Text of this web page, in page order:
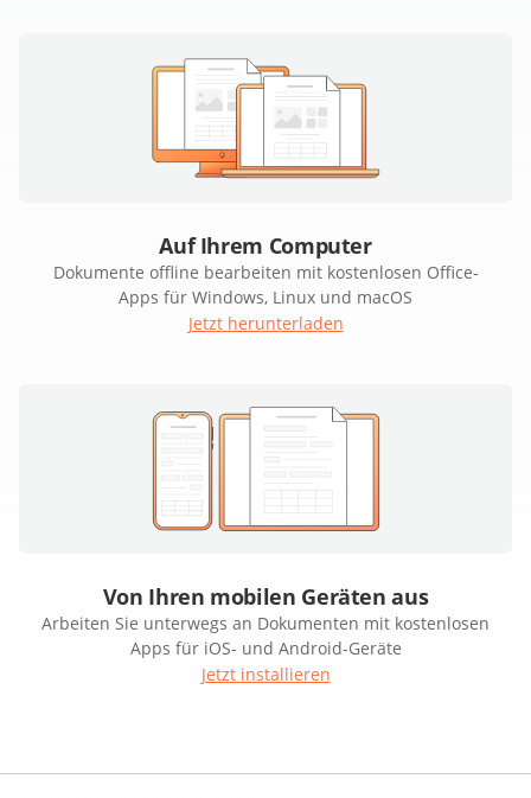
Auf Ihrem Computer
Dokumente offline bearbeiten mit kostenlosen Office-
Apps für Windows, Linux und macOS
Jetzt herunterladen
Von Ihren mobilen Geräten aus
Arbeiten Sie unterwegs an Dokumenten mit kostenlosen
Apps für iOS- und Android-Geräte
Jetzt installieren